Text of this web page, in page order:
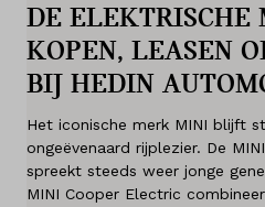
Vacatures
Vergelijken
Vestigingen
Merken
DE ELEKTRISCHE
KOPEN, LEASEN
BIJ HEDIN
Het iconische merk MINI blijft
ongeëvenaard rijplezier. De
spreekt steeds weer jonge
MINI Cooper Electric